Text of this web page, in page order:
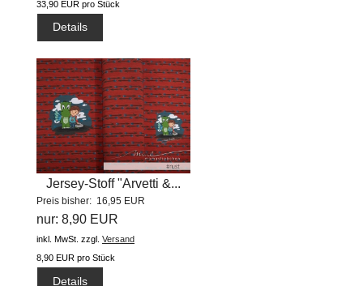
33,90 EUR pro Stück
Details
Jersey-Stoff "Arvetti &...
Preis bisher: 16,95 EUR
nur: 8,90 EUR
inkl. MwSt. zzgl. Versand
8,90 EUR pro Stück
Details